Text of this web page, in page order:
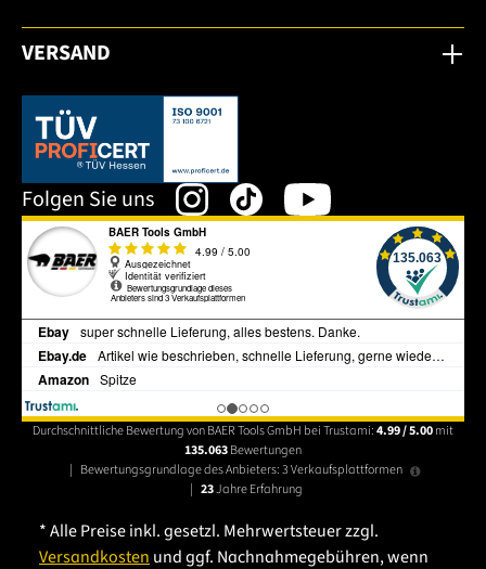
VERSAND
Dieser Link öffnet sich in einem neuen Tab.
Folgen Sie uns
Durchschnittliche Bewertung von BAER Tools GmbH bei Trustami:4.99 / 5.00mit
135.063Bewertungen
| Bewertungsgrundlage des Anbieters: 3 Verkaufsplattformen
| 23Jahre Erfahrung
* Alle Preise inkl. gesetzl. Mehrwertsteuer zzgl.
Versandkosten und ggf. Nachnahmegebühren, wenn